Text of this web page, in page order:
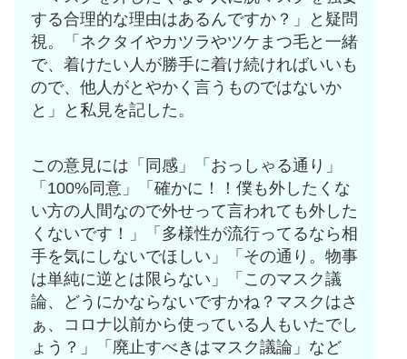
する合理的な理由はあるんですか？」と疑問
視。「ネクタイやカツラやツケまつ毛と一緒
で、着けたい人が勝手に着け続ければいいも
ので、他人がとやかく言うものではないか
と」と私見を記した。
この意見には「同感」「おっしゃる通り」
「100%同意」「確かに！！僕も外したくな
い方の人間なので外せって言われても外した
くないです！」「多様性が流行ってるなら相
手を気にしないでほしい」「その通り。物事
は単純に逆とは限らない」「このマスク議
論、どうにかならないですかね？マスクはさ
ぁ、コロナ以前から使っている人もいたでし
ょう？」「廃止すべきはマスク議論」など